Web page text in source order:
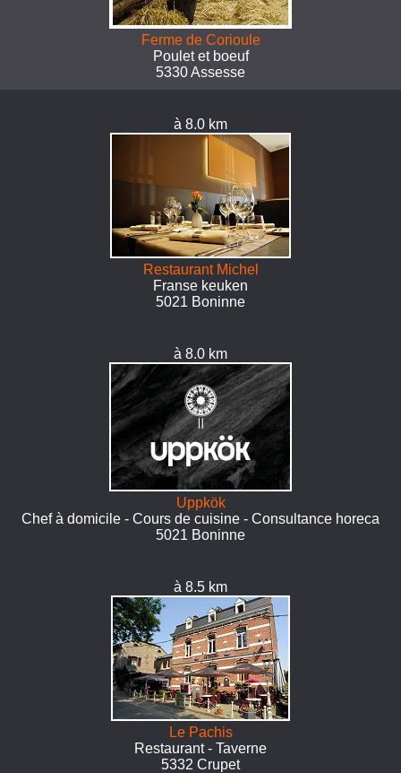
Ferme de Corioule
Poulet et boeuf
5330 Assesse
à 8.0 km
Restaurant Michel
Franse keuken
5021 Boninne
à 8.0 km
Uppkök
Chef à domicile - Cours de cuisine - Consultance horeca
5021 Boninne
à 8.5 km
Le Pachis
Restaurant - Taverne
5332 Crupet